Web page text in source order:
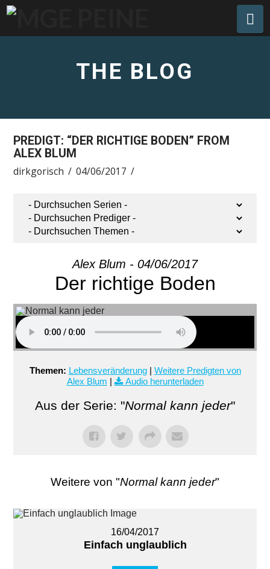
THE BLOG
PREDIGT: “DER RICHTIGE BODEN” FROM
ALEX BLUM
dirkgorisch 04/06/2017
Alex Blum - 04/06/2017
Der richtige Boden
Themen: Lebensveränderung| Weitere Predigten von
Alex Blum | Audio herunterladen
Aus der Serie: "Normal kann jeder"
Weitere von "Normal kann jeder"
16/04/2017
Einfach unglaublich